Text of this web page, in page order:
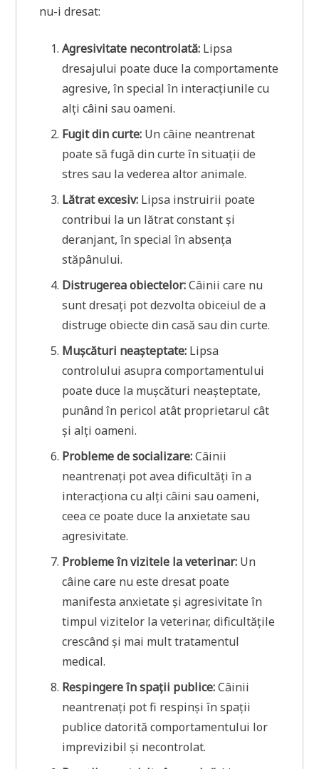
nu-i dresat:
Agresivitate necontrolată: Lipsa
dresajului poate duce la comportamente
agresive, în special în interacțiunile cu
alți câini sau oameni.
Fugit din curte: Un câine neantrenat
poate să fugă din curte în situații de
stres sau la vederea altor animale.
Lătrat excesiv: Lipsa instruirii poate
contribui la un lătrat constant și
deranjant, în special în absența
stăpânului.
Distrugerea obiectelor:Câinii care nu
sunt dresați pot dezvolta obiceiul de a
distruge obiecte din casă sau din curte.
Mușcături neașteptate: Lipsa
controlului asupra comportamentului
poate duce la mușcături neașteptate,
punând în pericol atât proprietarul cât
și alți oameni.
Probleme de socializare:Câinii
neantrenați pot avea dificultăți în a
interacționa cu alți câini sau oameni,
ceea ce poate duce la anxietate sau
agresivitate.
Probleme în vizitele la veterinar: Un
câine care nu este dresat poate
manifesta anxietate și agresivitate în
timpul vizitelor la veterinar, dificultățile
crescând și mai mult tratamentul
medical.
Respingere în spații publice:Câinii
neantrenați pot fi respinși în spații
publice datorită comportamentului lor
imprevizibil și necontrolat.